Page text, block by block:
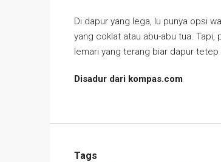
Di dapur yang lega, lu punya opsi
yang coklat atau abu-abu tua.
lemari yang terang biar dapur tetep
Disadur dari kompas.com
Tags